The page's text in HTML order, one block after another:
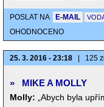
POSLAT NA E-MAIL
OHODNOCENO
25. 3. 2016 - 23:18 125
» MIKE A MOLLY
Molly:
„Abych byla